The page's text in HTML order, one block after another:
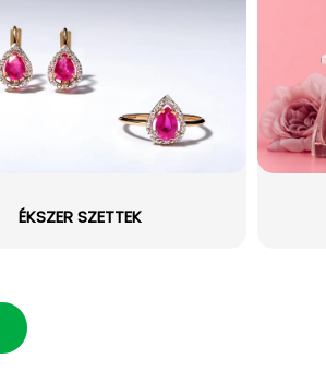
ÉKSZER SZETTEK